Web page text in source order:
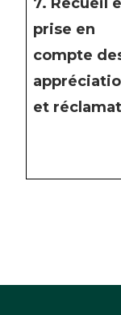
prise en
compte
et